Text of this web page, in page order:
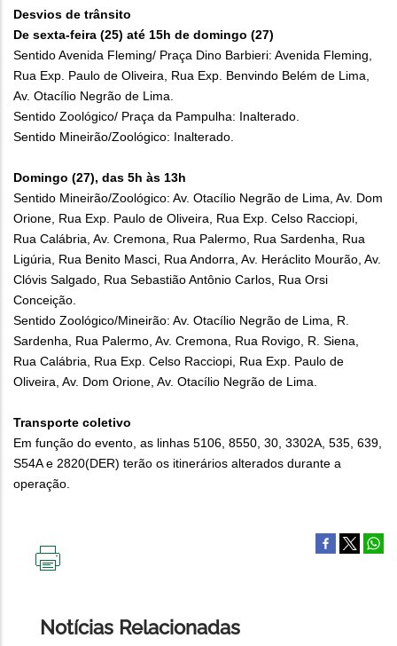
Desvios de trânsito
De sexta-feira (25) até 15h de domingo (27)
Sentido Avenida Fleming/ Praça Dino Barbieri: Avenida Fleming,
Rua Exp. Paulo de Oliveira, Rua Exp. Benvindo Belém de Lima,
Av. Otacílio Negrão de Lima.
Sentido Zoológico/ Praça da Pampulha: Inalterado.
Sentido Mineirão/Zoológico: Inalterado.
Domingo (27), das 5h às 13h
Sentido Mineirão/Zoológico: Av. Otacílio Negrão de Lima, Av. Dom
Orione, Rua Exp. Paulo de Oliveira, Rua Exp. Celso Racciopi,
Rua Calábria, Av. Cremona, Rua Palermo, Rua Sardenha, Rua
Ligúria, Rua Benito Masci, Rua Andorra, Av. Heráclito Mourão, Av.
Clóvis Salgado, Rua Sebastião Antônio Carlos, Rua Orsi
Conceição.
Sentido Zoológico/Mineirão: Av. Otacílio Negrão de Lima, R.
Sardenha, Rua Palermo, Av. Cremona, Rua Rovigo, R. Siena,
Rua Calábria, Rua Exp. Celso Racciopi, Rua Exp. Paulo de
Oliveira, Av. Dom Orione, Av. Otacílio Negrão de Lima.
Transporte coletivo
Em função do evento, as linhas 5106, 8550, 30, 3302A, 535, 639,
S54A e 2820(DER) terão os itinerários alterados durante a
operação.
Notícias Relacionadas